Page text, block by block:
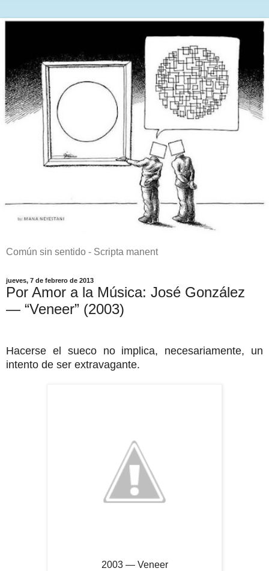
Común sin sentido - Scripta manent
jueves, 7 de febrero de 2013
Por Amor a la Música: José González
— “Veneer” (2003)
Hacerse el sueco no implica, necesariamente, un
intento de ser extravagante.
2003 — Veneer